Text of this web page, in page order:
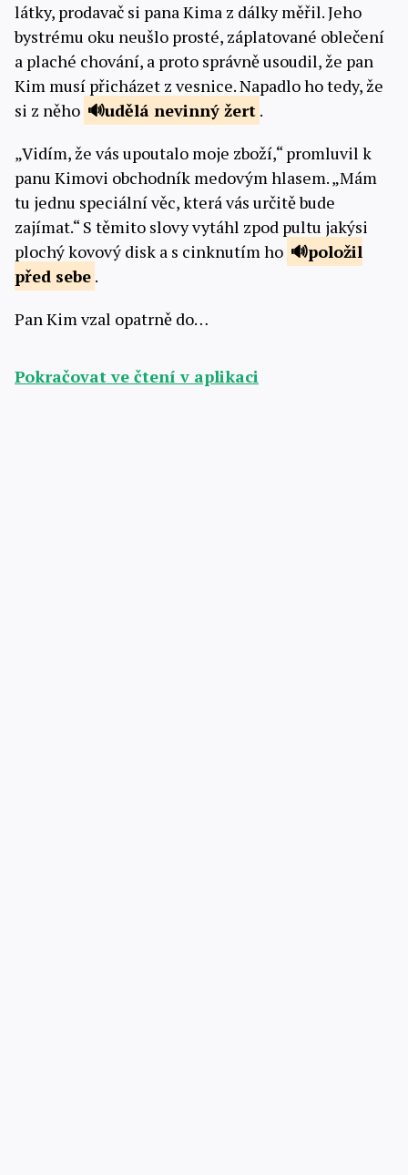
látky, prodavač si pana Kima z dálky měřil. Jeho
bystrému oku neušlo prosté, záplatované oblečení
a plaché chování, a proto správně usoudil, že pan
Kim musí přicházet z vesnice. Napadlo ho tedy, že
si z něho
udělá nevinný žert .
„Vidím, že vás upoutalo moje zboží,“ promluvil k
panu Kimovi obchodník medovým hlasem. „Mám
tu jednu speciální věc, která vás určitě bude
zajímat.“ S těmito slovy vytáhl zpod pultu jakýsi
plochý kovový disk a s cinknutím ho
položil
před sebe .
Pan Kim vzal opatrně do…
Pokračovat ve čtení v aplikaci